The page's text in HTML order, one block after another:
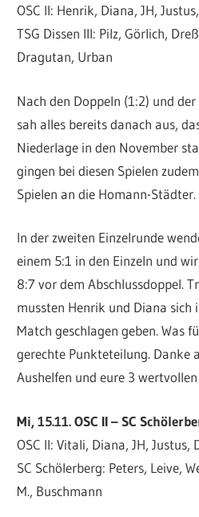
OSC II: Henrik, Diana, JH,
TSG Dissen III: Pilz, Görlich,
Dragutan, Urban
Nach den Doppeln (1:2) und
sah alles bereits danach aus,
Niederlage in den November
gingen bei diesen Spielen
Spielen an die Homann-Städter.
In der zweiten Einzelrunde
einem 5:1 in den Einzeln und
8:7 vor dem Abschlussdoppel.
mussten Henrik und Diana sich
Match geschlagen geben. Was
gerechte Punkteteilung. Danke
Aushelfen und eure 3
Mi, 15.11. OSC II – SC
OSC II: Vitali, Diana, JH, Justus,
SC Schölerberg: Peters, Leive,
M., Buschmann